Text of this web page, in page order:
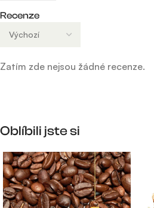
Recenze
Zatím zde nejsou žádné recenze.
Oblíbili jste si